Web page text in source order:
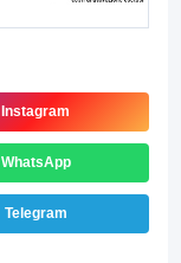
Instagram
WhatsApp
Telegram